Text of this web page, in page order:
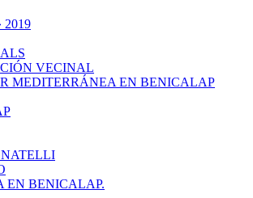
2019
VECINAL
MEDITERRÁNEA EN BENICALAP
EN BENICALAP.